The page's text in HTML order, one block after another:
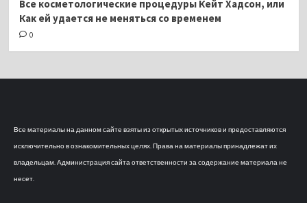
Все косметологические процедуры Кейт Хадсон, или
Как ей удается не меняться со временем
0
Все материалы на данном сайте взяты из открытых источников и предоставляются
исключительно в ознакомительных целях. Права на материалы принадлежат их
владельцам. Администрация сайта ответственности за содержание материала не
несет.